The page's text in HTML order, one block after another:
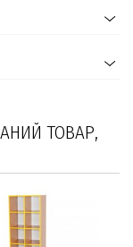
ТОВАР,